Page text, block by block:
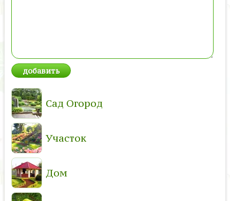
Сад Огород
Участок
Дом